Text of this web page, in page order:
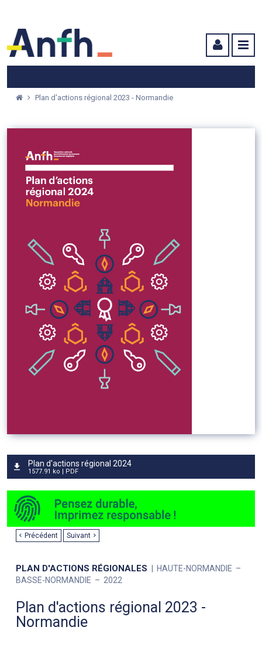
Plan d'actions régional 2023 - Normandie
Plan d'actions régional 2024
1577.91 ko | PDF
Précédent Suivant
PLAN D'ACTIONS RÉGIONALES
HAUTE-NORMANDIE
BASSE-NORMANDIE
2022
Plan d'actions régional 2023 -
Normandie